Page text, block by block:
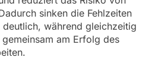
sinken die Fehlzeiten
deutlich, während gleichzeitig
am Erfolg des